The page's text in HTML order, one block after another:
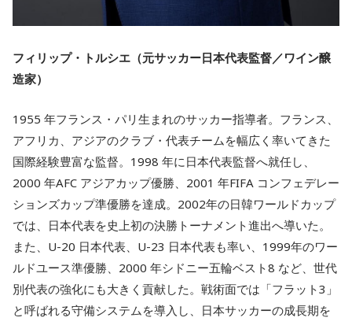
フィリップ・トルシエ（元サッカー日本代表監督／ワイン醸
造家）
1955 年フランス・パリ生まれのサッカー指導者。フランス、
アフリカ、アジアのクラブ・代表チームを幅広く率いてきた
国際経験豊富な監督。1998 年に日本代表監督へ就任し、
2000 年AFC アジアカップ優勝、2001 年FIFA コンフェデレー
ションズカップ準優勝を達成。2002年の日韓ワールドカップ
では、日本代表を史上初の決勝トーナメント進出へ導いた。
また、U-20 日本代表、U-23 日本代表も率い、1999年のワー
ルドユース準優勝、2000 年シドニー五輪ベスト8 など、世代
別代表の強化にも大きく貢献した。戦術面では「フラット3」
と呼ばれる守備システムを導入し、日本サッカーの成長期を